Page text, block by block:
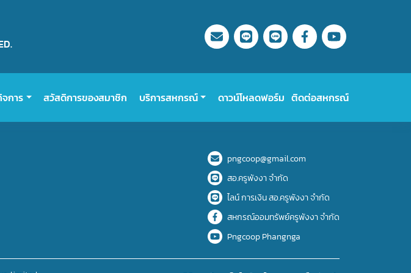
การ สวัสดิการของสมาชิก บริการสหกรณ์ ดาวน์โหลดฟอร์ม ติดต่อสหกรณ์
pngcoop@gmail.com
สอ.ครูพังงา จำกัด
ไลน์ การเงิน สอ.ครูพังงา จำกัด
สหกรณ์ออมทรัพย์ครูพังงา จำกัด
Pngcoop Phangnga